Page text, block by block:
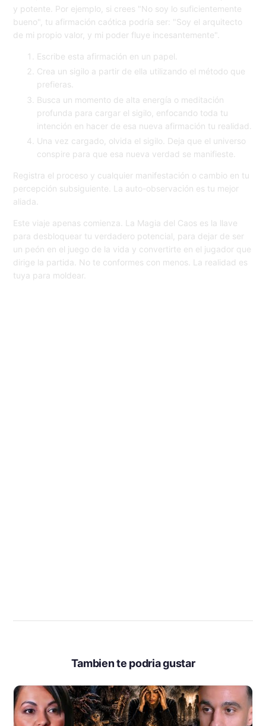
y potente. Por ejemplo, si crees "No soy lo suficientemente
bueno", tu afirmación caótica podría ser: "Soy el arquitecto
de mi propio valor, y mi poder fluye incesantemente".
Escribe esta afirmación en un papel.
Crea un sigilo a partir de ella utilizando el método que
prefieras.
Busca un momento de alta energía o meditación
profunda para cargar el sigilo, enfocando toda tu
intención en hacer de esa nueva afirmación tu realidad.
Una vez cargado, olvida el sigilo. Deja que el universo
conspire para que esa nueva verdad se manifieste.
Registra el proceso y cualquier manifestación o cambio en tu
percepción subsiguiente. La auto-observación es tu mejor
aliada.
Este viaje apenas comienza. La Magia del Caos es la llave
para desbloquear tu verdadero potencial, para dejar de ser
un peón en el juego de la vida y convertirte en el jugador que
dirige la partida. No te conformes con menos. La realidad es
tuya para moldear.
Tambien te podria gustar